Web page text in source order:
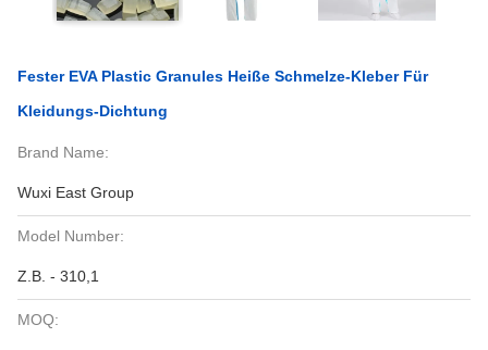
Fester EVA Plastic Granules Heiße Schmelze-Kleber Für
Kleidungs-Dichtung
Brand Name:
Wuxi East Group
Model Number:
Z.B. - 310,1
MOQ: